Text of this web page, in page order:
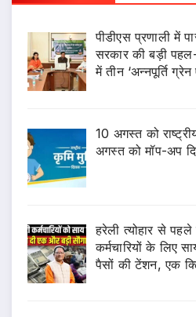
पीडीएस प्रणाली में
सरकार की बड़ी
में तीन ‘अन्नपूर्ति
10 अगस्त को
अगस्त को मॉप-अप
हरेली त्योहार से
कर्मचारियों के लिए
पैसों की टेंशन, एक